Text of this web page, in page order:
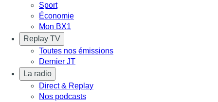
Sport
Économie
Mon BX1
Replay TV
Toutes nos émissions
Dernier JT
La radio
Direct & Replay
Nos podcasts